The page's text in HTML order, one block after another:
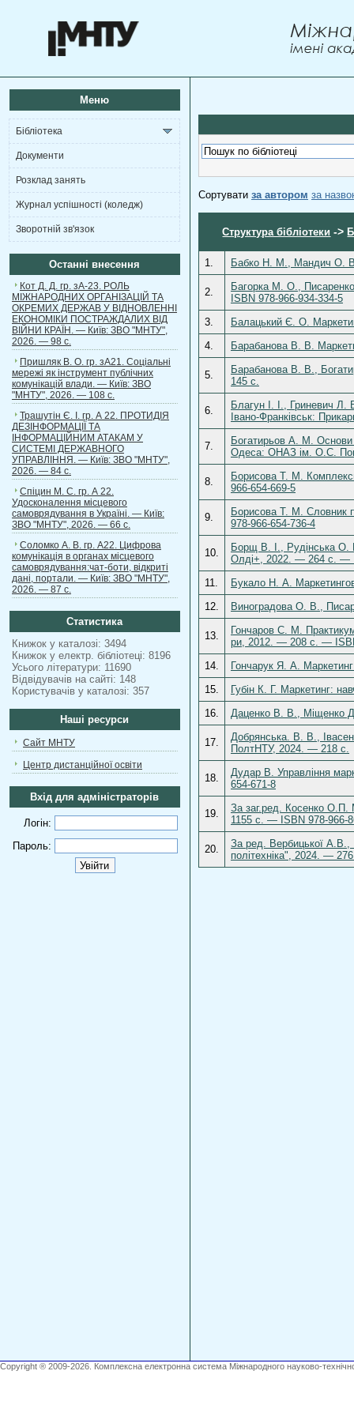
Меню
Бібліотека
Документи
Розклад занять
Журнал успішності (коледж)
Зворотній зв'язок
Останні внесення
Кот Д. Д. гр. зА-23. РОЛЬ
МІЖНАРОДНИХ ОРГАНІЗАЦІЙ ТА
ОКРЕМИХ ДЕРЖАВ У ВІДНОВЛЕННІ
ЕКОНОМІКИ ПОСТРАЖДАЛИХ ВІД
ВІЙНИ КРАЇН. — Київ: ЗВО "МНТУ",
2026. — 98 с.
Пришляк В. О. гр. зА21. Соціальні
мережі як інструмент публічних
комунікацій влади. — Київ: ЗВО
"МНТУ", 2026. — 108 с.
Трашутін Є. І. гр. А 22. ПРОТИДІЯ
ДЕЗІНФОРМАЦІЇ ТА
ІНФОРМАЦІЙНИМ АТАКАМ У
СИСТЕМІ ДЕРЖАВНОГО
УПРАВЛІННЯ. — Київ: ЗВО "МНТУ",
2026. — 84 с.
Спіцин М. С. гр. А 22.
Удосконалення місцевого
самоврядування в Україні. — Київ:
ЗВО "МНТУ", 2026. — 66 с.
Соломко А. В. гр. А22. Цифрова
комунікація в органах місцевого
самоврядування:чат-боти, відкриті
дані, портали. — Київ: ЗВО "МНТУ",
2026. — 87 с.
Статистика
Книжок у каталозі: 3494
Книжок у електр. бібліотеці: 8196
Усього літератури: 11690
Відвідувачів на сайті: 148
Користувачів у каталозі: 357
Наші ресурси
Сайт МНТУ
Центр дистанційної освіти
Вхід для адміністраторів
Логін:
Пароль:
Сортувати за автором за
Структура бібліотеки ->
1. Бабко Н. М., Мандич О.
2.
Багорка М. О.,
ISBN 978-966-934-334-5
3.
Балацький Є. О.
4.
Барабанова В. В.
5.
Барабанова В. В.,
145 с.
6.
Благун І. І., Гриневич Л.
Івано-Франківськ:
7.
Богатирьов А. М. Основи
Одеса: ОНАЗ ім. О.С.
8.
Борисова Т. М.
966-654-669-5
9.
Борисова Т. М. Словник
978-966-654-736-4
10.
Борщ В. І., Рудінська О.
Олді+, 2022. — 264 с. —
11.
Букало Н. А.
12.
Виноградова О. В.,
13.
Гончаров С. М.
ри, 2012. — 208 с. —
14.
Гончарук Я. А.
15.
Губін К. Г. Маркетинг:
16.
Даценко В. В., Міщенко
17.
Добрянська. В. В.,
ПолтНТУ, 2024. — 218 с.
18.
Дудар В. Управління
654-671-8
19.
За заг.ред. Косенко О.П.
1155 с. — ISBN 978-966-
20.
За ред. Вербицької А.В.,
політехніка", 2024. —
Copyright ® 2009-2026. Комплексна електронна система Міжнародного науково-